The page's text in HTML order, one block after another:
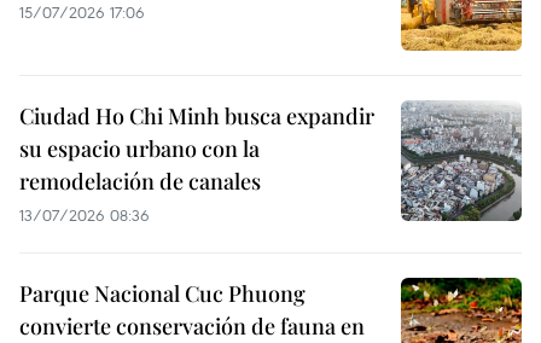
15/07/2026 17:06
Ciudad Ho Chi Minh busca expandir
su espacio urbano con la
remodelación de canales
13/07/2026 08:36
Parque Nacional Cuc Phuong
convierte conservación de fauna en